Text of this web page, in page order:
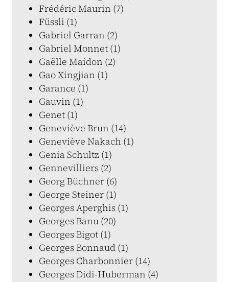
Frédéric Maurin (7)
Füssli (1)
Gabriel Garran (2)
Gabriel Monnet (1)
Gaëlle Maidon (2)
Gao Xingjian (1)
Garance (1)
Gauvin (1)
Genet (1)
Geneviève Brun (14)
Geneviève Nakach (1)
Genia Schultz (1)
Gennevilliers (2)
Georg Büchner (6)
George Steiner (1)
Georges Aperghis (1)
Georges Banu (20)
Georges Bigot (1)
Georges Bonnaud (1)
Georges Charbonnier (14)
Georges Didi-Huberman (4)